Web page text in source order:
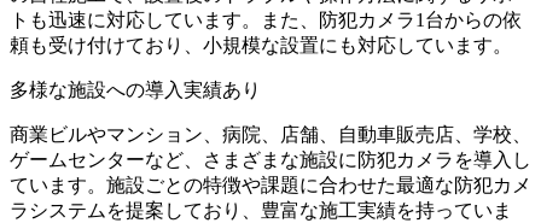
トも迅速に対応しています。また、防犯カメラ1台からの依
頼も受け付けており、小規模な設置にも対応しています。
多様な施設への導入実績あり
商業ビルやマンション、病院、店舗、自動車販売店、学校、
ゲームセンターなど、さまざまな施設に防犯カメラを導入し
ています。施設ごとの特徴や課題に合わせた最適な防犯カメ
ラシステムを提案しており、豊富な施工実績を持っていま